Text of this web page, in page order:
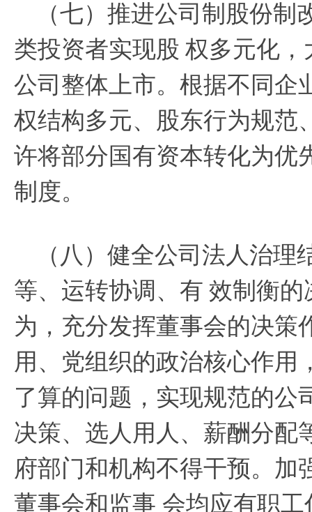
（七）推进公司制股份
类投资者实现股 权多元化，
公司整体上市。根据不同企
权结构多元、股东行为规范
许将部分国有资本转化为优
制度。
（八）健全公司法人治
等、运转协调、有 效制衡的
为，充分发挥董事会的决策
用、党组织的政治核心作用
了算的问题，实现规范的公
决策、选人用人、薪酬分配
府部门和机构不得干预。加
董事会和监事 会均应有职